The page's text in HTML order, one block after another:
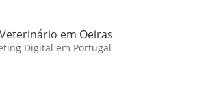
em Oeiras
Digital em Portugal